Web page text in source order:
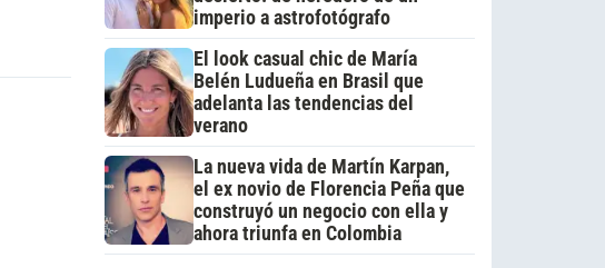
imperio a astrofotógrafo
El look casual chic de María
Belén Ludueña en Brasil que
adelanta las tendencias del
verano
La nueva vida de Martín Karpan,
el ex novio de Florencia Peña que
construyó un negocio con ella y
ahora triunfa en Colombia